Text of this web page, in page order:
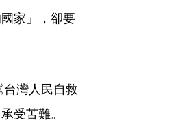
家」，卻要
台灣人民自救
受苦難。